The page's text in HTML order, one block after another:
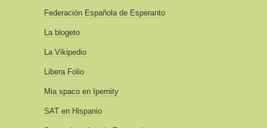
Federación Española de Esperanto
La blogeto
La Vikipedio
Libera Folio
Mia spaco en Ipernity
SAT en Hispanio